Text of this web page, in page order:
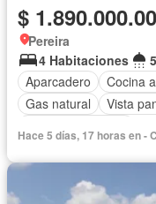
$
Pereira
4 Habitaciones
Aparcadero
Cocina
Gas natural
Vista
Hace 5 días, 17 horas en -